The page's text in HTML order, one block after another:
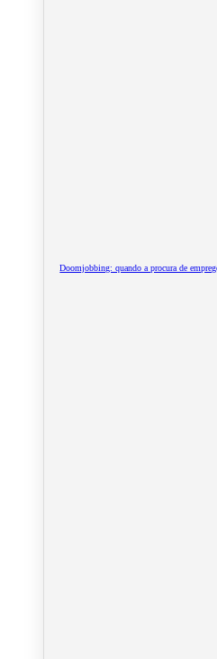
Doomjobbing: quando a procura de